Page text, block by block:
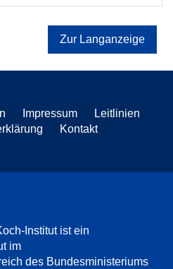
Zur Langanzeige
Impressum
Leitlinien
Kontakt
Institut ist ein
im
des Bundesministeriums